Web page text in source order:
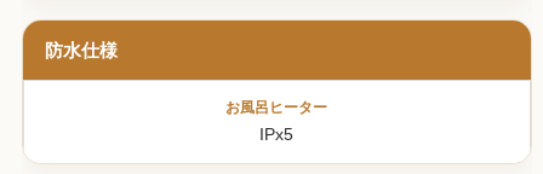
防水仕様
IPx5